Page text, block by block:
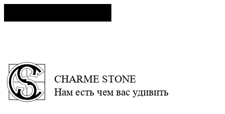
CHARME STONE
Нам есть чем вас удивить